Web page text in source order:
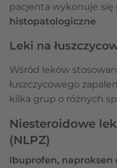
pacjenta wykonuje się
histopatologiczne.
Leki na
Wśród leków
łuszczycowego
kilka grup o różnych
Niesteroidowe
(NLPZ)
Ibuprofen, naproksen